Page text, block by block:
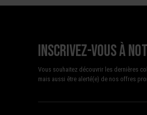
Inscrivez-vous à
Vous souhaitez découvrir les dernières
mais aussi être alerté(e) de nos offres